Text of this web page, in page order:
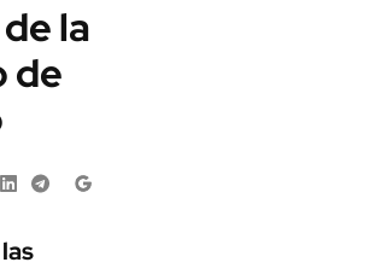
GENERAL
la
de